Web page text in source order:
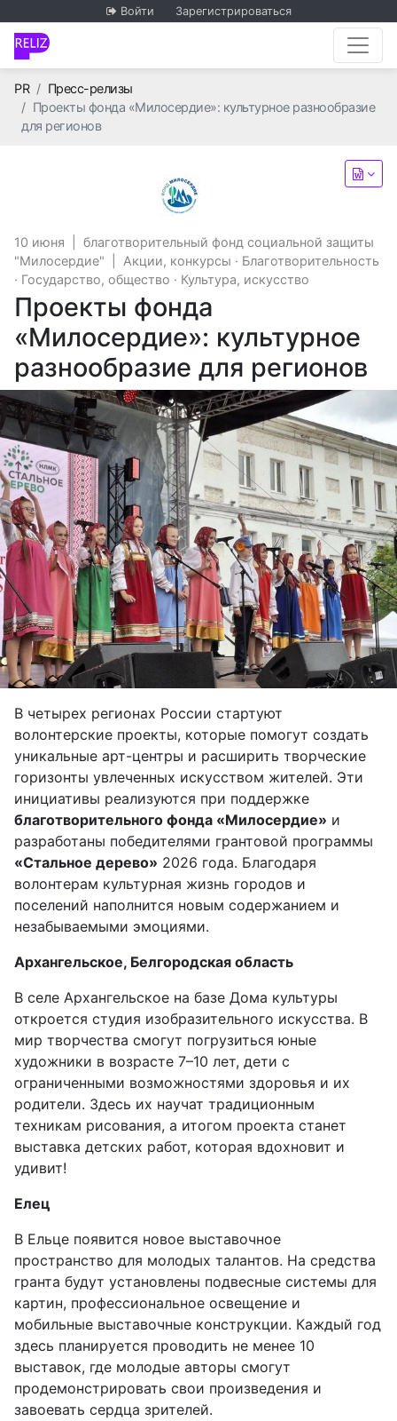
Войти Зарегистрироваться
PRГлавная
Пресс-релизы
Проекты фонда «Милосердие»: культурное разнообразие
для регионов
благотворительный фонд
10 июня
благотворительный фонд социальной защиты
"Милосердие"
Акции, конкурсы · Благотворительность
· Государство, общество · Культура, искусство
Проекты фонда
«Милосердие»: культурное
разнообразие для регионов
В четырех регионах России стартуют
волонтерские проекты, которые помогут создать
уникальные арт-центры и расширить творческие
горизонты увлеченных искусством жителей. Эти
инициативы реализуются при поддержке
благотворительного фонда «Милосердие» и
разработаны победителями грантовой программы
«Стальное дерево» 2026 года. Благодаря
волонтерам культурная жизнь городов и
поселений наполнится новым содержанием и
незабываемыми эмоциями.
Архангельское, Белгородская область
В селе Архангельское на базе Дома культуры
откроется студия изобразительного искусства. В
мир творчества смогут погрузиться юные
художники в возрасте 7–10 лет, дети с
ограниченными возможностями здоровья и их
родители. Здесь их научат традиционным
техникам рисования, а итогом проекта станет
выставка детских работ, которая вдохновит и
удивит!
Елец
В Ельце появится новое выставочное
пространство для молодых талантов. На средства
гранта будут установлены подвесные системы для
картин, профессиональное освещение и
мобильные выставочные конструкции. Каждый год
здесь планируется проводить не менее 10
выставок, где молодые авторы смогут
продемонстрировать свои произведения и
завоевать сердца зрителей.